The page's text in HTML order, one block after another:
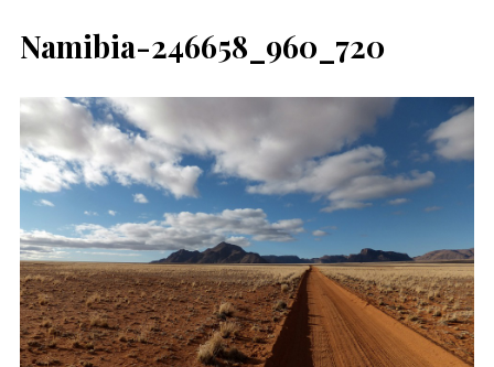
Namibia-246658_960_720
S
e
a
r
c
h
f